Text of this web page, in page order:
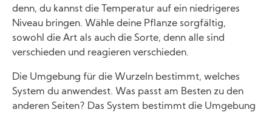
denn, du kannst die Temperatur auf ein niedrigeres
Niveau bringen. Wähle deine Pflanze sorgfältig,
sowohl die Art als auch die Sorte, denn alle sind
verschieden und reagieren verschieden.
Die Umgebung für die Wurzeln bestimmt, welches
System du anwendest. Was passt am Besten zu den
anderen Seiten? Das System bestimmt die Umgebung